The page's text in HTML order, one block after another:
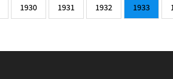
Page
1930 Page
1931 Page
1932
Current
page
1933